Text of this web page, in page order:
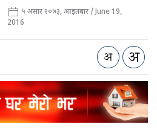
५ असार २०७३, आइतबार / June 19,
2016